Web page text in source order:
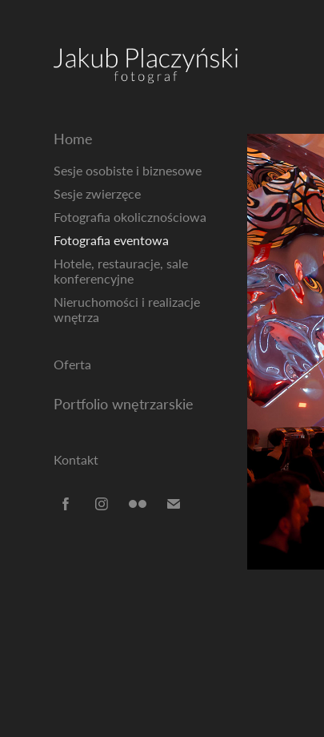
Home
Sesje osobiste i biznesowe
Sesje zwierzęce
Fotografia okolicznościowa
Fotografia eventowa
Hotele, restauracje, sale
konferencyjne
Nieruchomości i realizacje
wnętrza
Oferta
Portfolio wnętrzarskie
Kontakt